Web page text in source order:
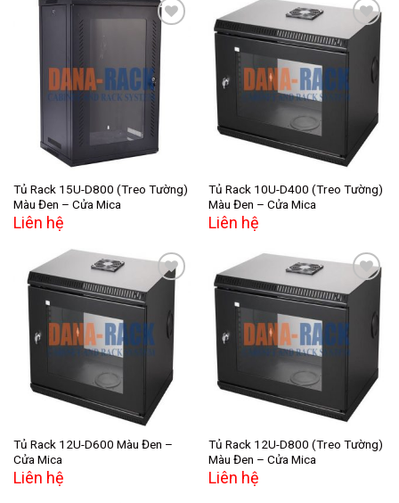
Add to
wishlist
Tủ Rack 15U-D800 (Treo Tường)
Màu Đen – Cửa Mica
Liên hệ
Add to
wishlist
Tủ Rack 10U-D400 (Treo Tường)
Màu Đen – Cửa Mica
Liên hệ
Add to
wishlist
Tủ Rack 12U-D600 Màu Đen –
Cửa Mica
Liên hệ
Add to
wishlist
Tủ Rack 12U-D800 (Treo Tường)
Màu Đen – Cửa Mica
Liên hệ